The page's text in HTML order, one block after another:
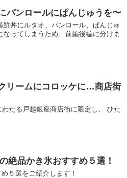
パンロールにぱんじゅうを〜
丼にルタオ、パンロール、ぱんじゅ
ってしまうため、前編後編に分けま
リームにコロッケに…商店街
たる戸越銀座商店街に限定し、 ひた
絶品かき氷おすすめ５選！
５選をご紹介します！